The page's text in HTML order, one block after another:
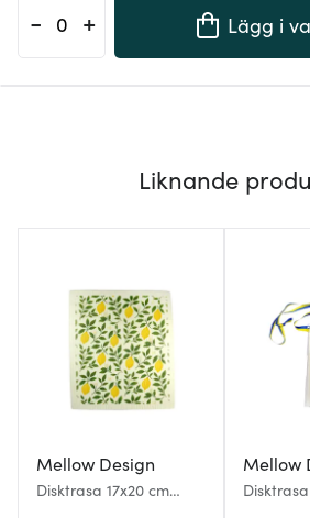
- + Lägg i
Liknande
Mellow Design
Disktrasa 17x20 cm
Mellow